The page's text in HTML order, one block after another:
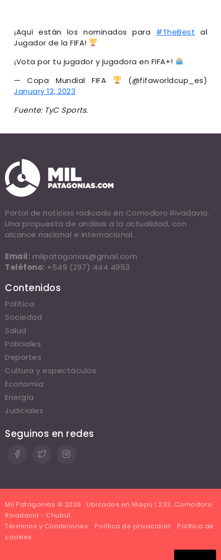
¡Aquí están los nominados para #TheBest al
Jugador de la FIFA!
¡Vota por tu jugador y jugadora en FIFA+!
— Copa Mundial FIFA
(@fifaworldcup_es)
January 12, 2023
Fuente: TyC Sports.
Portal de noticias radicado en Comodoro Rivadavia.
Una propuesta de análisis a la actualidad, con
alcance nacional e internacional.
Email: milpatagonias@gmail.com
Teléfono: +549 (297) 444 4953
Contenidos
Política
Sociedad
Salud
Policiales
Deportes
Cultura y espectáculos
Economía
Energía
Judiciales
Seguinos en redes
Mil Patagonias © 2026 . Ubicados en Maipú 1.233, Comodoro
Rivadavia - Chubut.
Términos y Condiciones
Política de privacidad
Política de
cookies